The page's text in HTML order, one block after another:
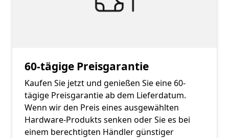
60-tägige Preisgarantie
Kaufen Sie jetzt und genießen Sie eine 60-
tägige Preisgarantie ab dem Lieferdatum.
Wenn wir den Preis eines ausgewählten
Hardware-Produkts senken oder Sie es bei
einem berechtigten Händler günstiger